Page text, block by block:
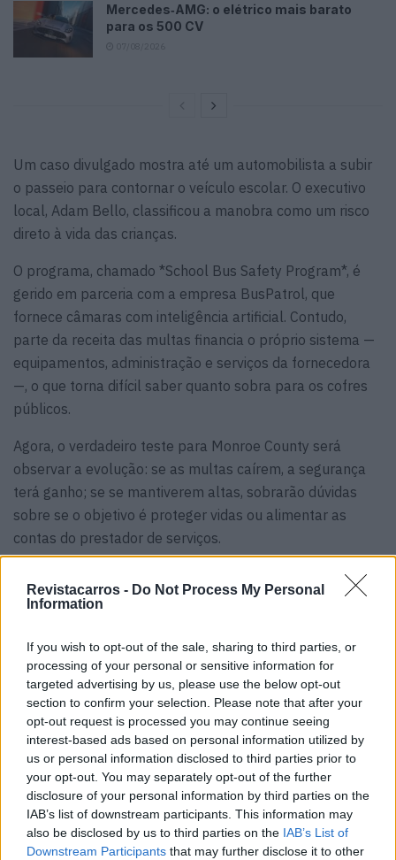
Revistacarros - Do Not Process My Personal
Information
If you wish to opt-out of the sale, sharing to third parties, or
processing of your personal or sensitive information for
targeted advertising by us, please use the below opt-out
section to confirm your selection. Please note that after your
opt-out request is processed you may continue seeing
interest-based ads based on personal information utilized by
us or personal information disclosed to third parties prior to
your opt-out. You may separately opt-out of the further
disclosure of your personal information by third parties on the
IAB’s list of downstream participants. This information may
also be disclosed by us to third parties on the IAB’s List of
Downstream Participants that may further disclose it to other
Mercedes‑AMG: o elétrico mais barato
para os 500 CV
Um caso divulgado mostra até um automobilista a subir
o passeio para contornar o veículo escolar. O executivo
local, Adam Bello, classificou a manobra como um risco
direto à vida das crianças.
O programa, chamado *School Bus Safety Program*, é
gerido em parceria com a empresa BusPatrol, que
fornece câmaras com inteligência artificial. Contudo,
parte da receita das multas financia o próprio sistema —
equipamentos, administração e serviços da fornecedora
—, o que torna difícil saber quanto sobra para os cofres
públicos.
Agora, o verdadeiro teste para Monroe County será
observar a evolução: se as multas caírem, a segurança
terá ganho; se se mantiverem altas, sobrarão dúvidas
sobre se o objetivo é proteger vidas ou alimentar as
contas do prestador de serviços.
Vitor Mendes
Related Posts